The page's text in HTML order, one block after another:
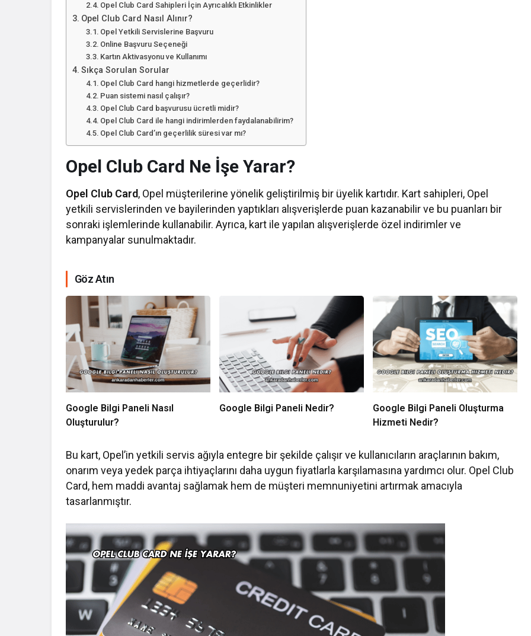
Opel Club Card Sahipleri İçin Ayrıcalıklı Etkinlikler
Opel Club Card Nasıl Alınır?
Opel Yetkili Servislerine Başvuru
Online Başvuru Seçeneği
Kartın Aktivasyonu ve Kullanımı
Sıkça Sorulan Sorular
Opel Club Card hangi hizmetlerde geçerlidir?
Puan sistemi nasıl çalışır?
Opel Club Card başvurusu ücretli midir?
Opel Club Card ile hangi indirimlerden faydalanabilirim?
Opel Club Card’ın geçerlilik süresi var mı?
Opel Club Card Ne İşe Yarar?
Opel Club Card, Opel müşterilerine yönelik geliştirilmiş bir üyelik kartıdır. Kart sahipleri, Opel
yetkili servislerinden ve bayilerinden yaptıkları alışverişlerde puan kazanabilir ve bu puanları bir
sonraki işlemlerinde kullanabilir. Ayrıca, kart ile yapılan alışverişlerde özel indirimler ve
kampanyalar sunulmaktadır.
Göz Atın
Google Bilgi Paneli Nasıl
Oluşturulur?
Google Bilgi Paneli Nedir?
Google Bilgi Paneli Oluşturma
Hizmeti Nedir?
Bu kart, Opel’in yetkili servis ağıyla entegre bir şekilde çalışır ve kullanıcıların araçlarının bakım,
onarım veya yedek parça ihtiyaçlarını daha uygun fiyatlarla karşılamasına yardımcı olur. Opel Club
Card, hem maddi avantaj sağlamak hem de müşteri memnuniyetini artırmak amacıyla
tasarlanmıştır.